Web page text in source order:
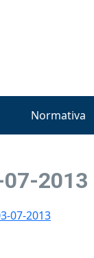
Normativa
2013
07-2013